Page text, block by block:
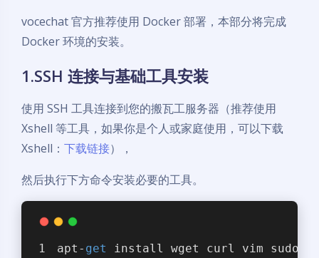
vocechat 官方推荐使用 Docker 部署，本部分将完成
Docker 环境的安装。
1.SSH 连接与基础工具安装
使用 SSH 工具连接到您的搬瓦工服务器（推荐使用
Xshell 等工具，如果你是个人或家庭使用，可以下载
Xshell： 下载链接），
然后执行下方命令安装必要的工具。
apt- get install wget curl vim sudo